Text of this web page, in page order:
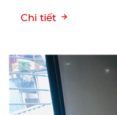
Chi tiết